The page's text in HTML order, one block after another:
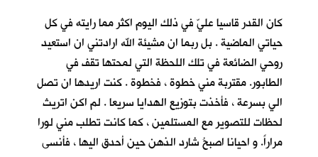
كان القدر قاسيا عليّ في ذلك اليوم اكثر مما رايته في كل
حياتي الماضية . بل ربما ان مشيئة الله ارادتني ان استعيد
روحي الضائعة في تلك اللحظة التي لمحتها تقف في
الطابور. مقتربة مني خطوة ، فخطوة . كنت اريدها ان تصل
الي بسرعة ، فأخذت بتوزيع الهدايا سريعا . لم اكن اتريث
لحظات للتصوير مع المستلمين ، كما كانت تطلب مني لورا
مراراً. و احيانا اصبحُ شارد الذهن حين أحدق اليها ، فأنسى